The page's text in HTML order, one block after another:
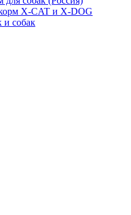
X-CAT и X-DOG
и собак